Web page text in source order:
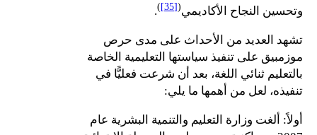
وتحسين النجاح الأكاديمي(
[35]
)
.
تشهد العديد من الأحداث على مدى حرص
موزمبيق على تنفيذ سياستها التعليمية الخاصة
بالتعليم ثنائي اللغة، بعد أن شرعت فعليًّا في
تنفيذه، لعل من أهمها ما يلي:
أولاً: ألغت وزارة التعليم والتنمية البشرية عام